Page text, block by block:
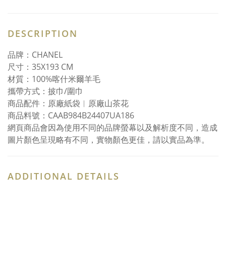
DESCRIPTION
品牌：CHANEL
尺寸：35X193 CM
材質：100%喀什米爾羊毛
攜帶方式：披巾/圍巾
商品配件：原廠紙袋︱原廠山茶花
商品料號：CAAB984B24407UA186
網頁商品會因為使用不同的品牌螢幕以及解析度不同，造成
圖片顏色呈現略有不同，實物顏色更佳，請以實品為準。
ADDITIONAL DETAILS